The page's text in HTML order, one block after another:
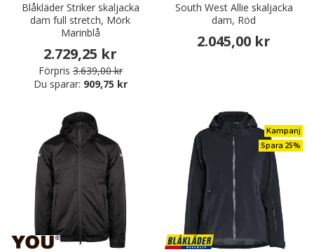
Blåkläder Striker skaljacka
dam full stretch, Mörk
Marinblå
2.729,25 kr
Förpris 3.639,00 kr
Du sparar: 909,75 kr
South West Allie skaljacka
dam, Röd
2.045,00 kr
Kampanj
Spara 25%